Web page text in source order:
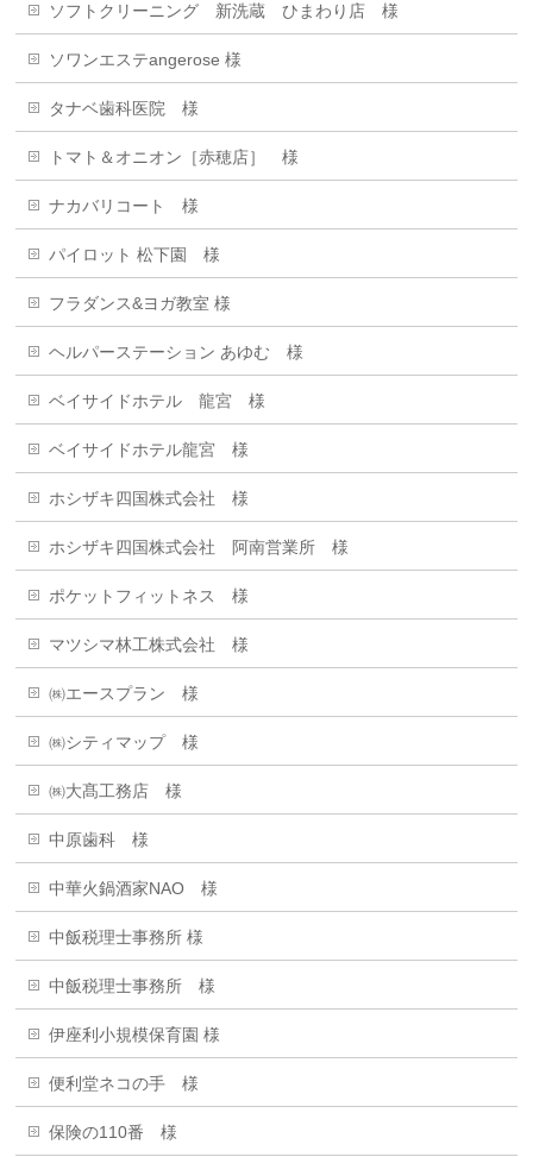
ソフトクリーニング 新洗蔵 ひまわり店 様
ソワンエステangerose 様
タナベ歯科医院 様
トマト＆オニオン［赤穂店］ 様
ナカバリコート 様
パイロット 松下園 様
フラダンス&ヨガ教室 様
ヘルパーステーション あゆむ 様
ベイサイドホテル 龍宮 様
ベイサイドホテル龍宮 様
ホシザキ四国株式会社 様
ホシザキ四国株式会社 阿南営業所 様
ポケットフィットネス 様
マツシマ林工株式会社 様
㈱エースプラン 様
㈱シティマップ 様
㈱大髙工務店 様
中原歯科 様
中華火鍋酒家NAO 様
中飯税理士事務所 様
中飯税理士事務所 様
伊座利小規模保育園 様
便利堂ネコの手 様
保険の110番 様